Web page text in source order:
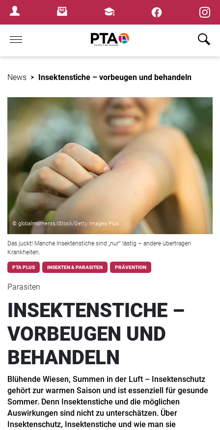
Login MenuNewsletterFortbildungen
Home
News Insektenstiche – vorbeugen und behandeln
© globalmoments/iStock/Getty Images Plus
Das juckt! Manche Insektenstiche sind „nur“ lästig – andere übertragen
Krankheiten.
PTA PLUS INSEKTEN & PARASITEN PRÄVENTION
Parasiten
INSEKTENSTICHE –
VORBEUGEN UND
BEHANDELN
Blühende Wiesen, Summen in der Luft – Insektenschutz
gehört zur warmen Saison und ist essenziell für gesunde
Sommer. Denn Insektenstiche und die möglichen
Auswirkungen sind nicht zu unterschätzen. Über
Insektenschutz, Insektenstiche und wie man sie
×